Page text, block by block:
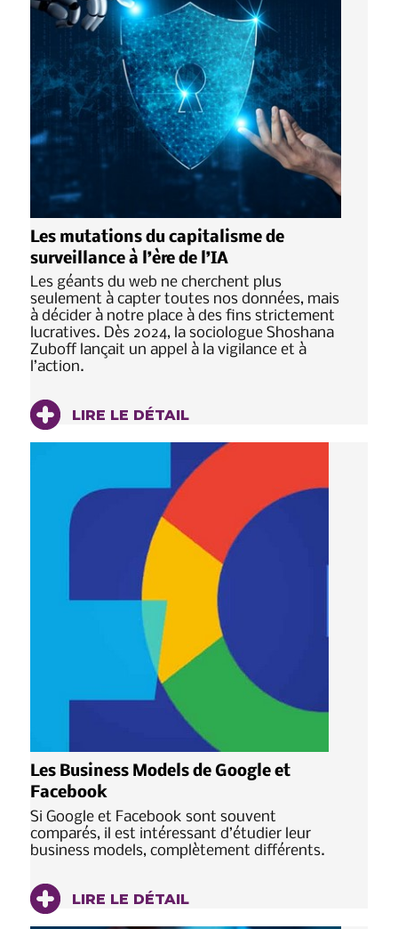
Les mutations du capitalisme de
surveillance à l’ère de l’IA
Les géants du web ne cherchent plus
seulement à capter toutes nos données, mais
à décider à notre place à des fins strictement
lucratives. Dès 2024, la sociologue Shoshana
Zuboff lançait un appel à la vigilance et à
l’action.
LIRE LE DÉTAIL
Les Business Models de Google et
Facebook
Si Google et Facebook sont souvent
comparés, il est intéressant d’étudier leur
business models, complètement différents.
LIRE LE DÉTAIL